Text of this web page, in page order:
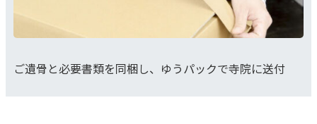
ご遺骨と必要書類を同梱し、ゆうパックで寺院に送付